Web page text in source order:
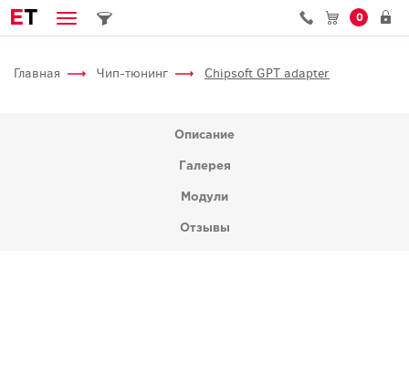
ET 0
Главная Чип-тюнинг Chipsoft GPT adapter
Описание
Галерея
Модули
Отзывы